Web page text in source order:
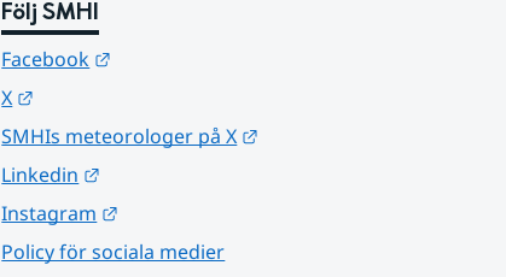
Följ SMHI
Facebook
X
SMHIs meteorologer på X
Linkedin
Instagram
Policy för sociala medier